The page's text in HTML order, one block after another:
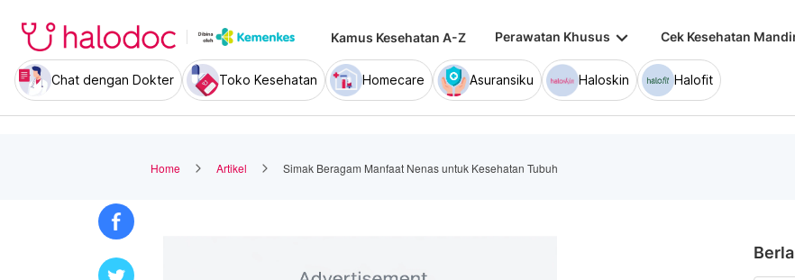
Kamus Kesehatan A-Z Perawatan Khusus keyboard_arrow_down Cek Kesehatan
Chat dengan Dokter Toko Kesehatan Homecare Asuransiku Haloskin Halofit
Home Artikel Simak Beragam Manfaat Nenas untuk Kesehatan Tubuh